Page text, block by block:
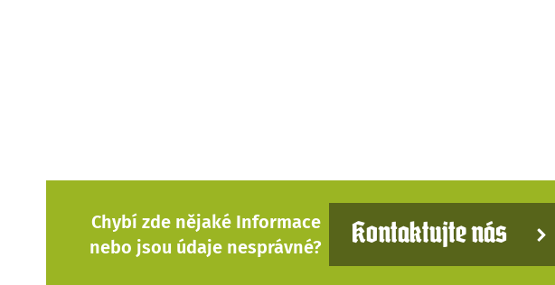
Chybí zde nějaké Informace
nebo jsou údaje nesprávné?
Kontaktujte nás